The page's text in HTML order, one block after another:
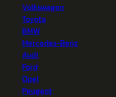
Volkswagen
Toyota
BMW
Mercedes-Benz
Audi
Ford
Opel
Peugeot